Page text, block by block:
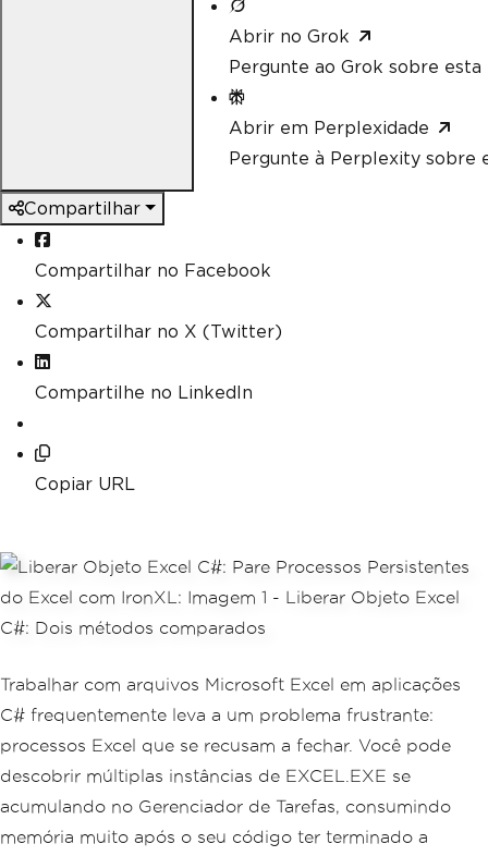
Abrir no Grok
Pergunte ao Grok sobre esta
Abrir em Perplexidade
Pergunte à Perplexity sobre
Compartilhar
Compartilhar no Facebook
Compartilhar no X (Twitter)
Compartilhe no LinkedIn
Copiar URL
Trabalhar com arquivos Microsoft Excel em aplicações
C# frequentemente leva a um problema frustrante:
processos Excel que se recusam a fechar. Você pode
descobrir múltiplas instâncias de EXCEL.EXE se
acumulando no Gerenciador de Tarefas, consumindo
memória muito após o seu código ter terminado a